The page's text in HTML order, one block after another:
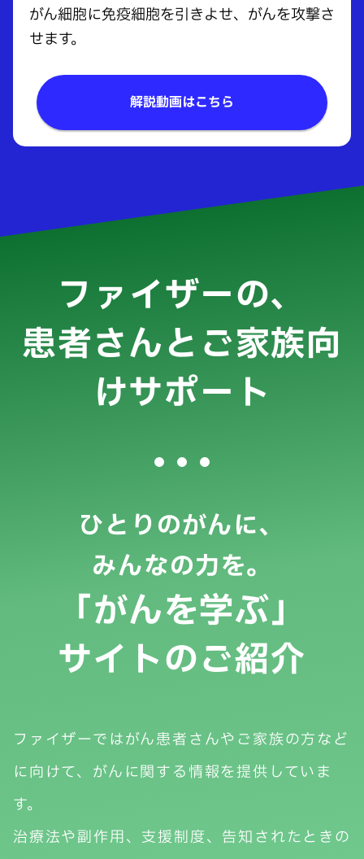
がん細胞に免疫細胞を引きよせ、がんを攻撃さ
せます。
解説動画はこちら
ファイザーの、
患者さんとご家族向
けサポート
ひとりのがんに、
みんなの力を。
「がんを学ぶ」
サイトのご紹介
ファイザーではがん患者さんやご家族の方など
に向けて、がんに関する情報を提供していま
す。
治療法や副作用、支援制度、告知されたときの